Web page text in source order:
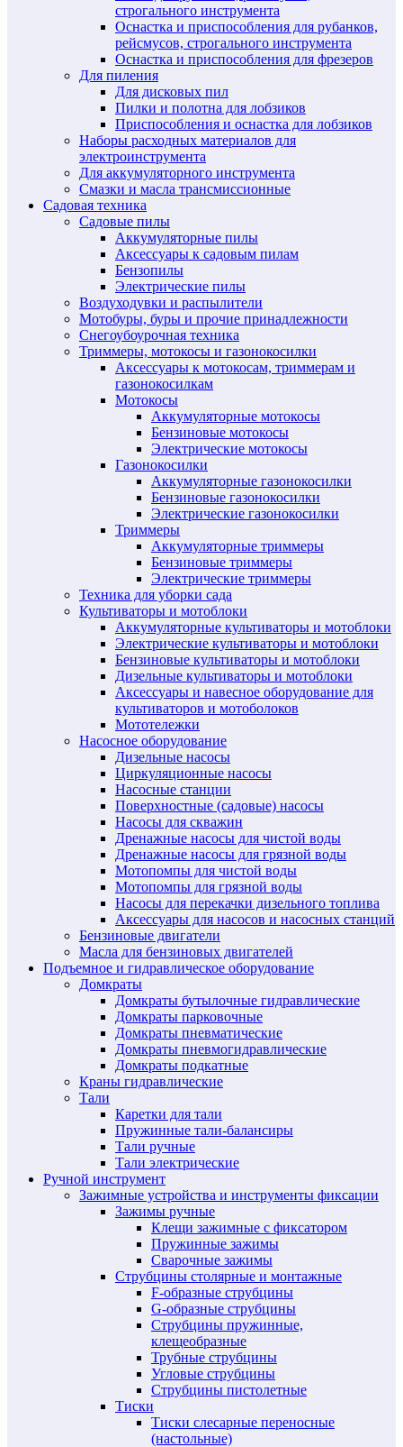
строгального инструмента
Оснастка и приспособления для рубанков,
рейсмусов, строгального инструмента
Оснастка и приспособления для фрезеров
Для пиления
Для дисковых пил
Пилки и полотна для лобзиков
Приспособления и оснастка для лобзиков
Наборы расходных материалов для
электроинструмента
Для аккумуляторного инструмента
Смазки и масла трансмиссионные
Садовая техника
Садовые пилы
Аккумуляторные пилы
Аксессуары к садовым пилам
Бензопилы
Электрические пилы
Воздуходувки и распылители
Мотобуры, буры и прочие принадлежности
Снегоубоурочная техника
Триммеры, мотокосы и газонокосилки
Аксессуары к мотокосам, триммерам и
газонокосилкам
Мотокосы
Аккумуляторные мотокосы
Бензиновые мотокосы
Электрические мотокосы
Газонокосилки
Аккумуляторные газонокосилки
Бензиновые газонокосилки
Электрические газонокосилки
Триммеры
Аккумуляторные триммеры
Бензиновые триммеры
Электрические триммеры
Техника для уборки сада
Культиваторы и мотоблоки
Аккумуляторные культиваторы и мотоблоки
Электрические культиваторы и мотоблоки
Бензиновые культиваторы и мотоблоки
Дизельные культиваторы и мотоблоки
Аксессуары и навесное оборудование для
культиваторов и мотоболоков
Мототележки
Насосное оборудование
Дизельные насосы
Циркуляционные насосы
Насосные станции
Поверхностные (садовые) насосы
Насосы для скважин
Дренажные насосы для чистой воды
Дренажные насосы для грязной воды
Мотопомпы для чистой воды
Мотопомпы для грязной воды
Насосы для перекачки дизельного топлива
Аксессуары для насосов и насосных станций
Бензиновые двигатели
Масла для бензиновых двигателей
Подъемное и гидравлическое оборудование
Домкраты
Домкраты бутылочные гидравлические
Домкраты парковочные
Домкраты пневматические
Домкраты пневмогидравлические
Домкраты подкатные
Краны гидравлические
Тали
Каретки для тали
Пружинные тали-балансиры
Тали ручные
Тали электрические
Ручной инструмент
Зажимные устройства и инструменты фиксации
Зажимы ручные
Клещи зажимные с фиксатором
Пружинные зажимы
Сварочные зажимы
Струбцины столярные и монтажные
F-образные струбцины
G-образные струбцины
Струбцины пружинные,
клещеобразные
Трубные струбцины
Угловые струбцины
Струбцины пистолетные
Тиски
Тиски слесарные переносные
(настольные)